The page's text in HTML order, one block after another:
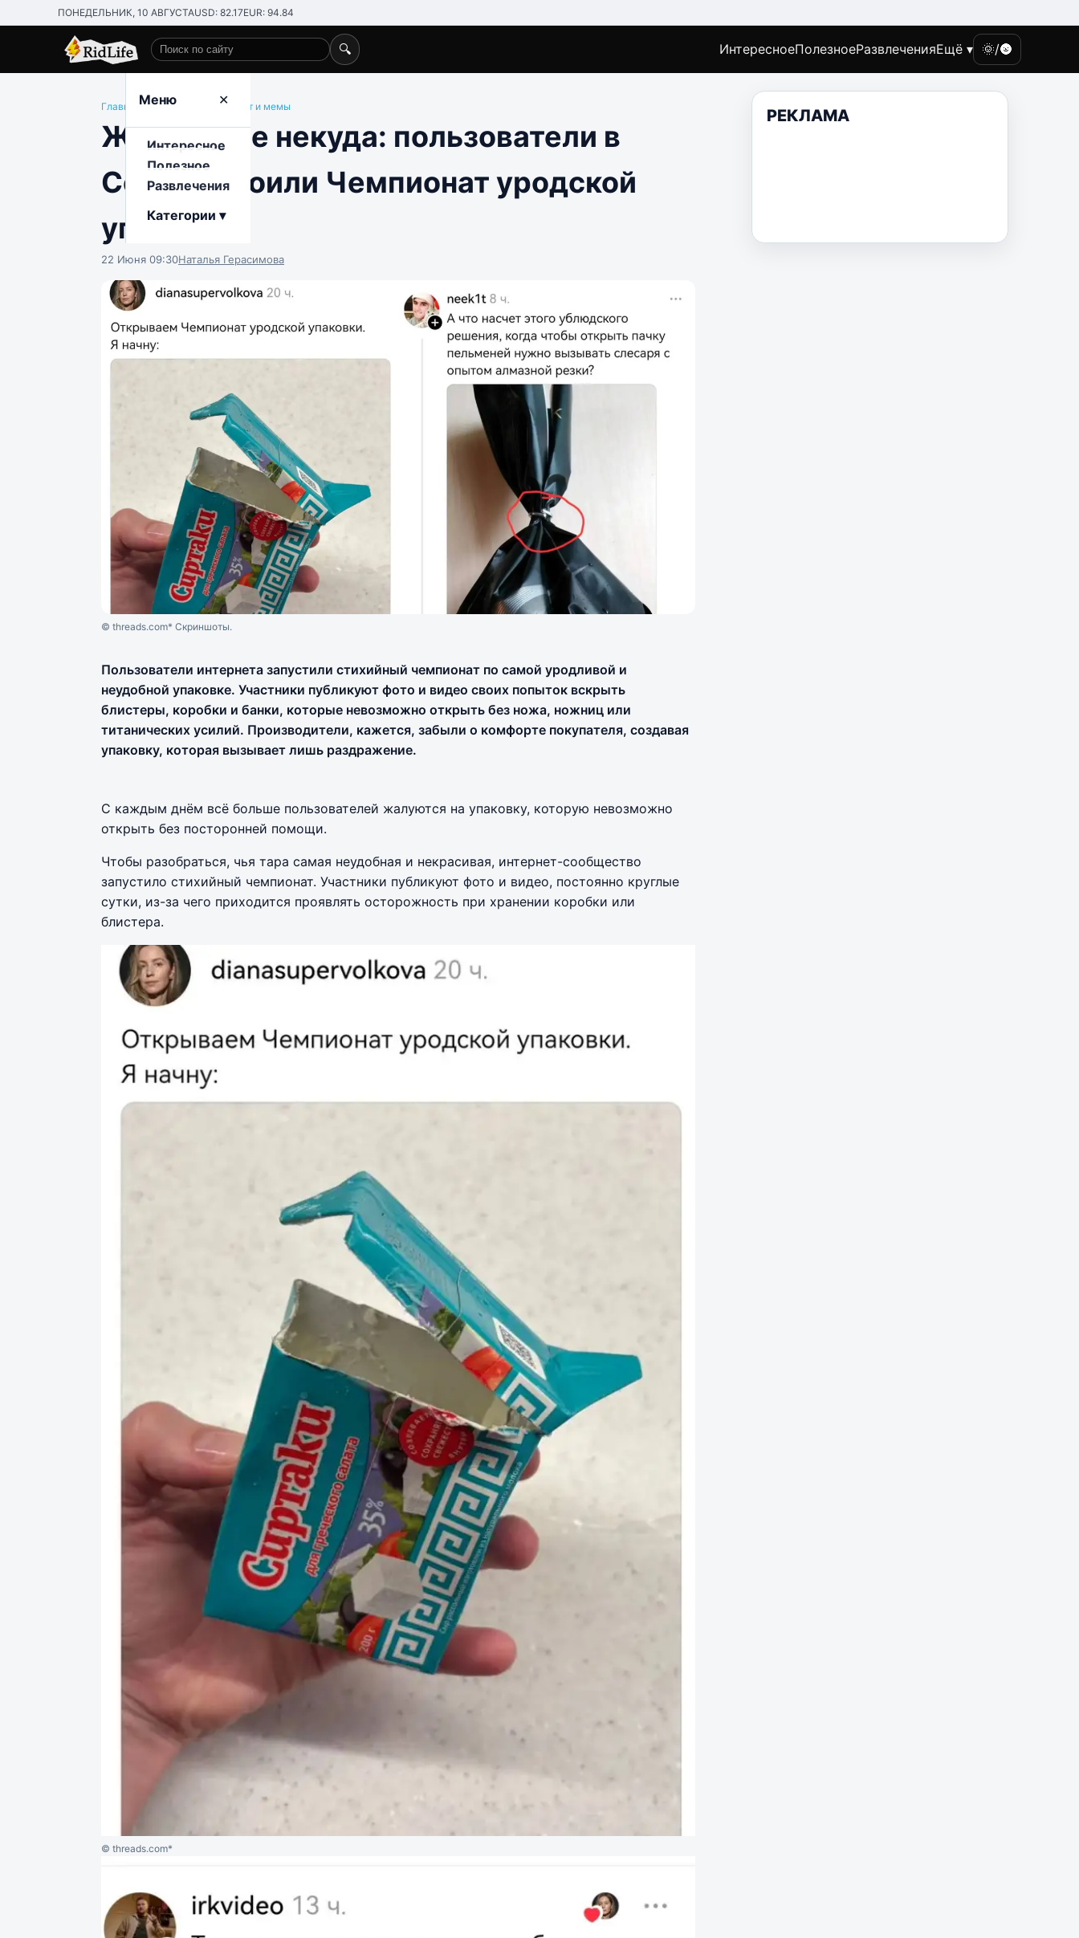
ПОНЕДЕЛЬНИК, 10 АВГУСТАUSD: 82.17EUR: 94.84
Поиск по сайту
🔍 ИнтересноеПолезноеРазвлеченияЕщё ▾ 🌞/🌚
Меню ✕
Интересное
Полезное
Развлечения
Категории ▾
Главная/Развлечения Интернет и мемы
Жизненнее некуда: пользователи в
Сети устроили Чемпионат уродской
упаковки
22 Июня 09:30Наталья Герасимова
© threads.com* Скриншоты.
Пользователи интернета запустили стихийный чемпионат по самой уродливой и
неудобной упаковке. Участники публикуют фото и видео своих попыток вскрыть
блистеры, коробки и банки, которые невозможно открыть без ножа, ножниц или
титанических усилий. Производители, кажется, забыли о комфорте покупателя, создавая
упаковку, которая вызывает лишь раздражение.
С каждым днём всё больше пользователей жалуются на упаковку, которую невозможно
открыть без посторонней помощи.
Чтобы разобраться, чья тара самая неудобная и некрасивая, интернет-сообщество
запустило стихийный чемпионат. Участники публикуют фото и видео, постоянно круглые
сутки, из-за чего приходится проявлять осторожность при хранении коробки или
блистера.
© threads.com*
РЕКЛАМА